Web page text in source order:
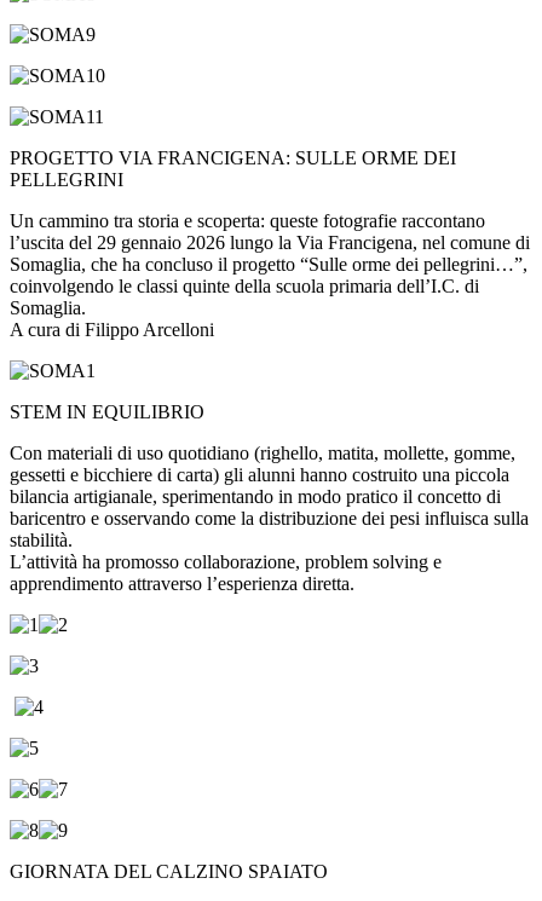
PROGETTO VIA FRANCIGENA: SULLE ORME DEI
PELLEGRINI
Un cammino tra storia e scoperta: queste fotografie raccontano
l’uscita del 29 gennaio 2026 lungo la Via Francigena, nel comune di
Somaglia, che ha concluso il progetto “Sulle orme dei pellegrini…”,
coinvolgendo le classi quinte della scuola primaria dell’I.C. di
Somaglia.
A cura di Filippo Arcelloni
STEM IN EQUILIBRIO
Con materiali di uso quotidiano (righello, matita, mollette, gomme,
gessetti e bicchiere di carta) gli alunni hanno costruito una piccola
bilancia artigianale, sperimentando in modo pratico il concetto di
baricentro e osservando come la distribuzione dei pesi influisca sulla
stabilità.
L’attività ha promosso collaborazione, problem solving e
apprendimento attraverso l’esperienza diretta.
GIORNATA DEL CALZINO SPAIATO